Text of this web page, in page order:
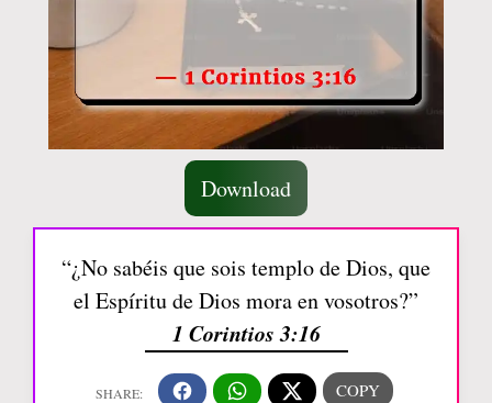
Download
“¿No sabéis que sois templo de Dios, que
el Espíritu de Dios mora en vosotros?”
1 Corintios 3:16